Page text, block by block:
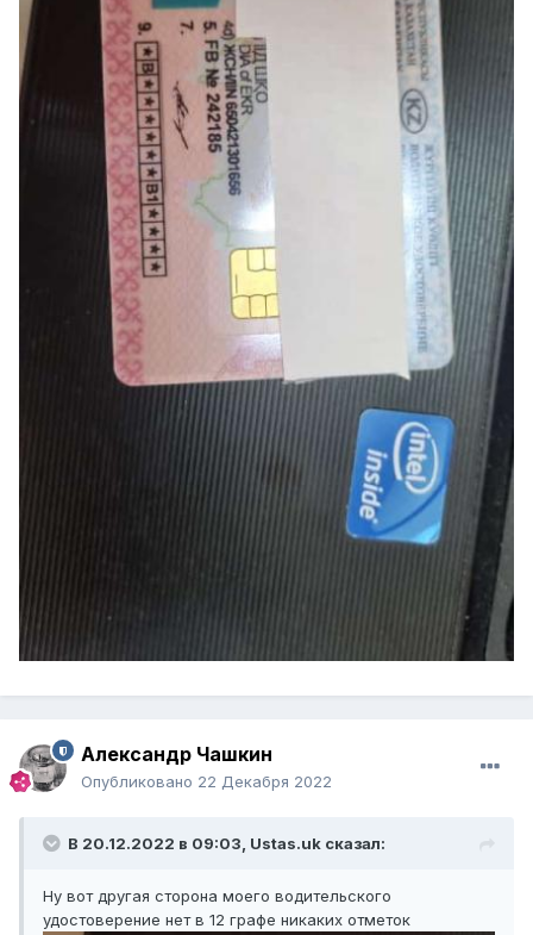
Александр Чашкин
Опубликовано 22 Декабря 2022
В 20.12.2022 в 09:03, Ustas.uk сказал:
Ну вот другая сторона моего водительского
удостоверение нет в 12 графе никаких отметок